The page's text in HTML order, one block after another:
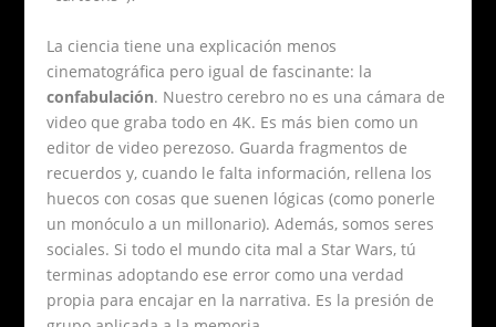
La ciencia tiene una explicación menos
cinematográfica pero igual de fascinante: la
confabulación. Nuestro cerebro no es una cámara de
video que graba todo en 4K. Es más bien como un
editor de video perezoso. Guarda fragmentos de
recuerdos y, cuando le falta información, rellena los
huecos con cosas que suenen lógicas (como ponerle
un monóculo a un millonario). Además, somos seres
sociales. Si todo el mundo cita mal a Star Wars, tú
terminas adoptando ese error como una verdad
propia para encajar en la narrativa. Es la presión de